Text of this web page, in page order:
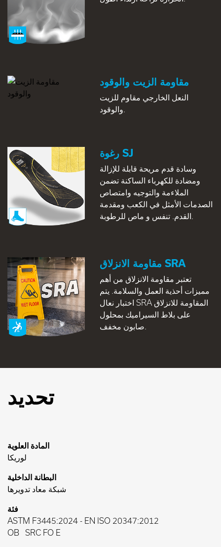
مقاومة الزيت والوقود
النعل الخارجي مقاوم للزيت
رغوة SJ
وسادة قدم مريحة قابلة للإزالة
ومضادة للكهرباء الساكنة تضمن
الملاءمة والتوجيه وامتصاص
الصدمات الأمثل في الكعب ومقدمة
مقاومة الانزلاق SRA
تعتبر مقاومة الانزلاق من أهم
مميزات أحذية العمل والسلامة. يتم
اختبار نعال SRA المقاومة للانزلاق
على بلاط السيراميك بمحلول
صابون مخفف.
تحديد
المادة العلوية
لوريكا
البطانة الداخلية
شبكة معاد تدويرها
فئة
ASTM F3445:2024 - EN ISO 20347:2012
OB
SRC FO E